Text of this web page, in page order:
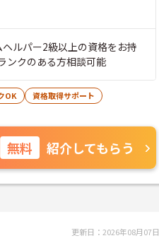
ルパー2級以上の資格をお持
クのある方相談可能
OK
資格取得サポート
無料 紹介してもらう
更新日：2026年08月07日